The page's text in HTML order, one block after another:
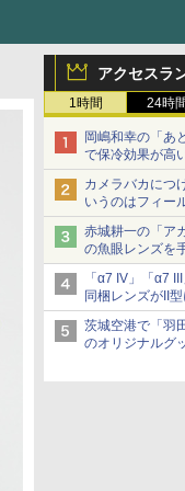
アクセスラ
1時間 24時
岡嶋和幸の「あ
で保冷効果が高
Watch
カメラバカにつ
いうのはフィー
赤城耕一の「ア
の魚眼レンズを
サーズへの期
「α7 IV」「α7
同梱レンズがII型
茨城空港で「羽
のオリジナルグ